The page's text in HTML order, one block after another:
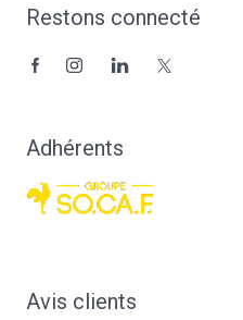
Restons connecté
Adhérents
Avis clients